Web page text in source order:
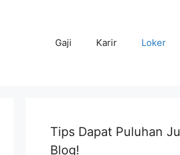
Gaji Karir Loker
Tips Dapat Puluhan
Blog!